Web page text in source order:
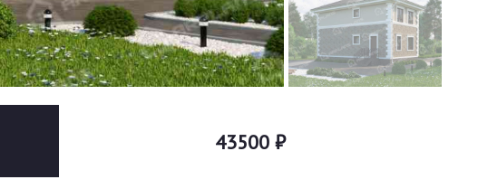
43500 ₽